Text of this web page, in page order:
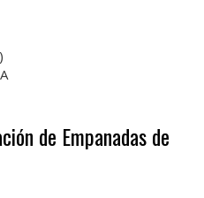
de Empanadas de